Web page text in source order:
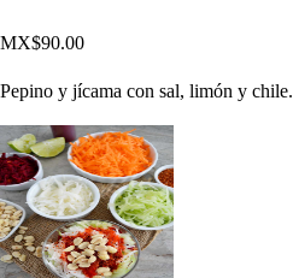
MX$90.00
Pepino y jícama con sal, limón y chile.